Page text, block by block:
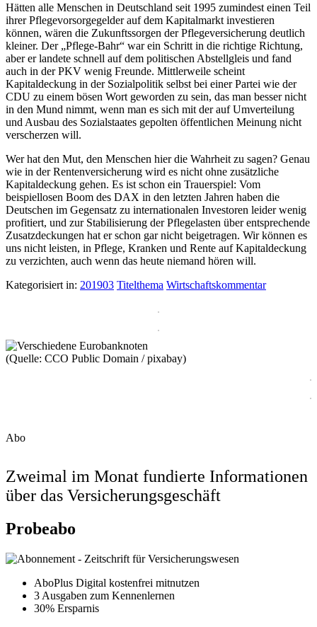
Hätten alle Menschen in Deutschland seit 1995 zumindest einen Teil
ihrer Pflegevorsorgegelder auf dem Kapitalmarkt investieren
können, wären die Zukunftssorgen der Pflegeversicherung deutlich
kleiner. Der „Pflege-Bahr“ war ein Schritt in die richtige Richtung,
aber er landete schnell auf dem politischen Abstellgleis und fand
auch in der PKV wenig Freunde. Mittlerweile scheint
Kapitaldeckung in der Sozialpolitik selbst bei einer Partei wie der
CDU zu einem bösen Wort geworden zu sein, das man besser nicht
in den Mund nimmt, wenn man es sich mit der auf Umverteilung
und Ausbau des Sozialstaates gepolten öffentlichen Meinung nicht
verscherzen will.
Wer hat den Mut, den Menschen hier die Wahrheit zu sagen? Genau
wie in der Rentenversicherung wird es nicht ohne zusätzliche
Kapitaldeckung gehen. Es ist schon ein Trauerspiel: Vom
beispiellosen Boom des DAX in den letzten Jahren haben die
Deutschen im Gegensatz zu internationalen Investoren leider wenig
profitiert, und zur Stabilisierung der Pflegelasten über entsprechende
Zusatzdeckungen hat er schon gar nicht beigetragen. Wir können es
uns nicht leisten, in Pflege, Kranken und Rente auf Kapitaldeckung
zu verzichten, auch wenn das heute niemand hören will.
Kategorisiert in: 201903 Titelthema Wirtschaftskommentar
(Quelle: CCO Public Domain / pixabay)
Abo
Zweimal im Monat fundierte Informationen
über das Versicherungsgeschäft
Probeabo
AboPlus Digital kostenfrei mitnutzen
3 Ausgaben zum Kennenlernen
30% Ersparnis